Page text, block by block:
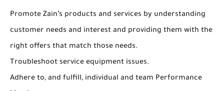
Promote Zain’s products and services by understanding
customer needs and interest and providing them with the
right offers that match those needs.
Troubleshoot service equipment issues.
Adhere to, and fulfill, individual and team Performance